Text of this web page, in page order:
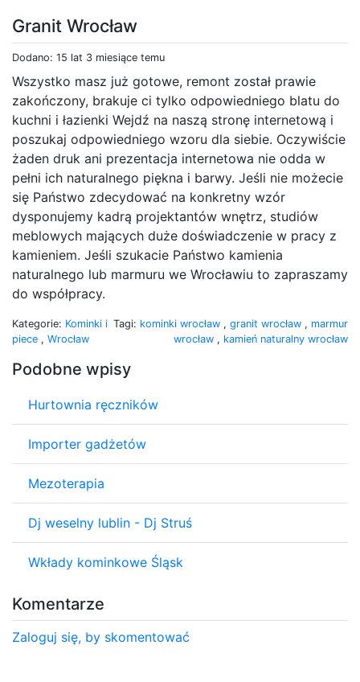
Granit Wrocław
Dodano: 15 lat 3 miesiące temu
Wszystko masz już gotowe, remont został prawie
zakończony, brakuje ci tylko odpowiedniego blatu do
kuchni i łazienki Wejdź na naszą stronę internetową i
poszukaj odpowiedniego wzoru dla siebie. Oczywiście
żaden druk ani prezentacja internetowa nie odda w
pełni ich naturalnego piękna i barwy. Jeśli nie możecie
się Państwo zdecydować na konkretny wzór
dysponujemy kadrą projektantów wnętrz, studiów
meblowych mających duże doświadczenie w pracy z
kamieniem. Jeśli szukacie Państwo kamienia
naturalnego lub marmuru we Wrocławiu to zapraszamy
do współpracy.
Kategorie: Kominki i
piece , Wrocław
Tagi: kominki wrocław , granit wrocław , marmur
wrocław , kamień naturalny wrocław
Podobne wpisy
Hurtownia ręczników
Importer gadżetów
Mezoterapia
Dj weselny lublin - Dj Struś
Wkłady kominkowe Śląsk
Komentarze
Zaloguj się, by skomentować